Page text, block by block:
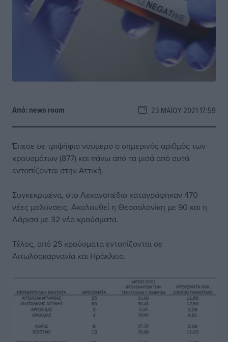
Από: news room 23 ΜΑΪ́ΟΥ 2021 17:59
Έπεσε σε τριψήφιο νούμερο ο σημερινός αριθμός των
κρουσμάτων (877) και πάνω από τα μισά από αυτά
εντοπίζονται στην Αττική.
Συγκεκριμένα, στο Λεκανοπέδιο καταγράφηκαν 470
νέες μολύνσεις. Ακολουθεί η Θεσσαλονίκη με 90 και η
Λάρισα με 32 νέα κρούσματα.
Τέλος, από 25 κρούσματα εντοπίζονται σε
Αιτωλοακαρνανία και Ηράκλειο.